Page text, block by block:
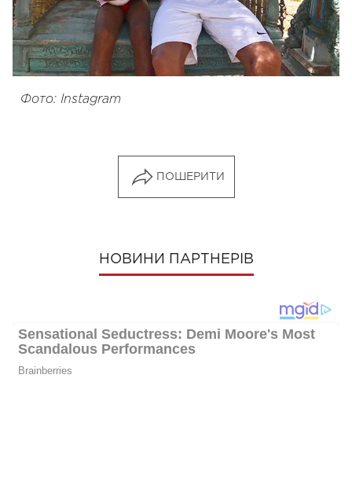
Фото: Instagram
ПОШЕРИТИ
НОВИНИ ПАРТНЕРІВ